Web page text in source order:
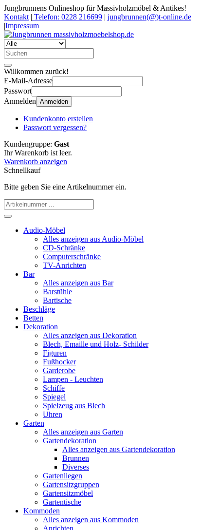
Jungbrunnens Onlineshop für Massivholzmöbel & Antikes!
Kontakt | Telefon: 0228 216699 | jungbrunnen(@)t-online.de
|Impressum
Willkommen zurück!
E-Mail-Adresse
Passwort
Anmelden Anmelden
Kundenkonto erstellen
Passwort vergessen?
Kundengruppe: Gast
Ihr Warenkorb ist leer.
Warenkorb anzeigen
Schnellkauf
Bitte geben Sie eine Artikelnummer ein.
Audio-Möbel
Alles anzeigen aus Audio-Möbel
CD-Schränke
Computerschränke
TV-Anrichten
Bar
Alles anzeigen aus Bar
Barstühle
Bartische
Beschläge
Betten
Dekoration
Alles anzeigen aus Dekoration
Blech, Emaille und Holz- Schilder
Figuren
Fußhocker
Garderobe
Lampen - Leuchten
Schiffe
Spiegel
Spielzeug aus Blech
Uhren
Garten
Alles anzeigen aus Garten
Gartendekoration
Alles anzeigen aus Gartendekoration
Brunnen
Diverses
Gartenliegen
Gartensitzgruppen
Gartensitzmöbel
Gartentische
Kommoden
Alles anzeigen aus Kommoden
Anrichten